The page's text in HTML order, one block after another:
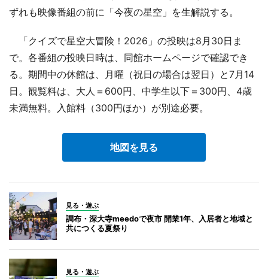
ずれも映像番組の前に「今夜の星空」を生解説する。
「クイズで星空大冒険！2026」の投映は8月30日ま
で。各番組の投映日時は、同館ホームページで確認でき
る。期間中の休館は、月曜（祝日の場合は翌日）と7月14
日。観覧料は、大人＝600円、中学生以下＝300円、4歳
未満無料。入館料（300円ほか）が別途必要。
地図を見る
見る・遊ぶ
調布・深大寺meedoで夜市 開業1年、入居者と地域と
共につくる夏祭り
見る・遊ぶ